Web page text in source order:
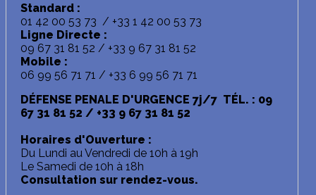
Standard :
01 42 00 53 73 / +33 1 42 00 53 73
Ligne Directe :
09 67 31 81 52 / +33 9 67 31 81 52
Mobile :
06 99 56 71 71 / +33 6 99 56 71 71
DÉFENSE PENALE D'URGENCE 7j/7 TÉL. : 09
67 31 81 52 / +33 9 67 31 81 52
Horaires d'Ouverture :
Du Lundi au Vendredi de 10h à 19h
Le Samedi de 10h à 18h
Consultation sur rendez-vous.